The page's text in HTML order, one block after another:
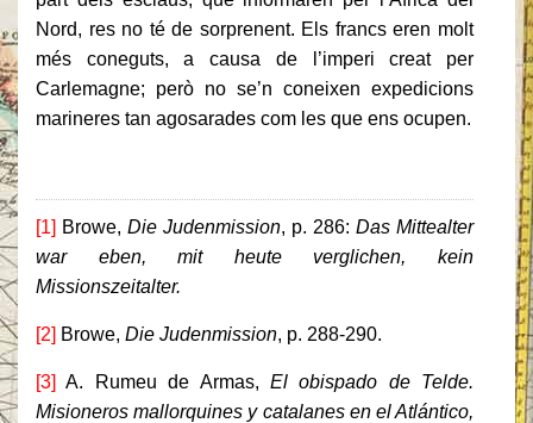
Nord, res no té de sorprenent. Els francs eren molt
més coneguts, a causa de l’imperi creat per
Carlemagne; però no se’n coneixen expedicions
marineres tan agosarades com les que ens ocupen.
[1] Browe, Die Judenmission, p. 286: Das Mittealter
war eben, mit heute verglichen, kein
Missionszeitalter.
[2] Browe, Die Judenmission, p. 288-290.
[3] A. Rumeu de Armas, El obispado de Telde.
Misioneros mallorquines y catalanes en el Atlántico,